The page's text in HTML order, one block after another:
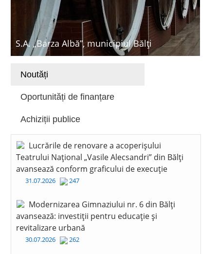
S.A. „Barza Albă”, municipiul Bălți
Noutăți
Oportunități de finanțare
Achiziții publice
Lucrările de renovare a acoperișului
Teatrului Național „Vasile Alecsandri” din Bălți
avansează conform graficului de execuție
31.07.2026 247
Modernizarea Gimnaziului nr. 6 din Bălți
avansează: investiții pentru educație și
revitalizare urbană
30.07.2026 262